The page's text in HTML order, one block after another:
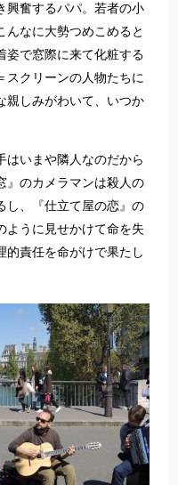
興奮するパパ。若者の小
んなに大勢つめこめると
姿で窓際に来て化粧する
スクリーンの人物たちに
親しみがわいて、いつか
はいまや隣人なのだから
』のカメラマンは殺人の
し、『仕立て屋の恋』の
ように見せかけて命を失
的責任を命がけで果たし